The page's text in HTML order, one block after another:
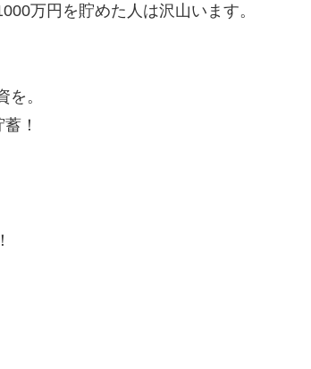
万円を貯めた人は沢山います。
。
！